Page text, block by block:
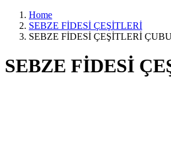
Home
SEBZE FİDESİ ÇEŞİTLERİ
SEBZE FİDESİ ÇEŞİTLERİ
SEBZE FİDESİ